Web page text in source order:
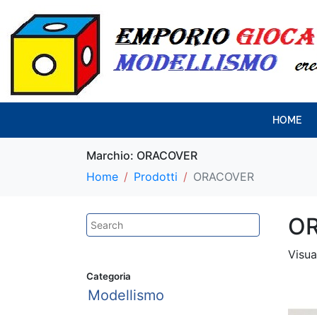
HOME
Marchio: ORACOVER
Home
Prodotti ORACOVER
Categoria
Modellismo